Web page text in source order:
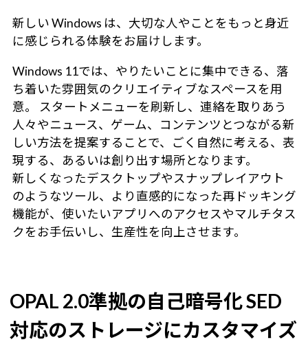
新しい Windows は、大切な人やことをもっと身近
に感じられる体験をお届けします。
Windows 11では、やりたいことに集中できる、落
ち着いた雰囲気のクリエイティブなスペースを用
意。 スタートメニューを刷新し、連絡を取りあう
人々やニュース、ゲーム、コンテンツとつながる新
しい方法を提案することで、ごく自然に考える、表
現する、あるいは創り出す場所となります。
新しくなったデスクトップやスナップレイアウト
のようなツール、より直感的になった再ドッキング
機能が、使いたいアプリへのアクセスやマルチタス
クをお手伝いし、生産性を向上させます。
OPAL 2.0準拠の自己暗号化 SED
対応のストレージにカスタマイズ